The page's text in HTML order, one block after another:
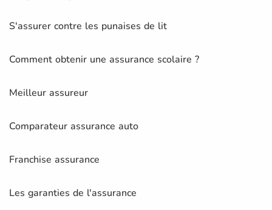
S'assurer contre les punaises de lit
Comment obtenir une assurance scolaire ?
Meilleur assureur
Comparateur assurance auto
Franchise assurance
Les garanties de l'assurance